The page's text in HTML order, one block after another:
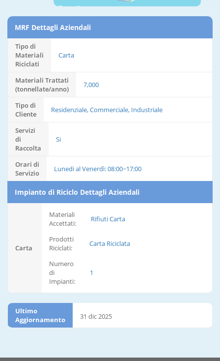
MRF Dettagli Aziendali
Tipo di
Materiali
Riciclati
Carta
Materiali Trattati
(tonnellate/anno)
7,000
Tipo di
Cliente
Residenziale, Commerciale, Industriale
Servizi
di
Raccolta
Si
Orari di
Servizio
Lunedi al Venerdì: 08:00~17:00
Impianto di Riciclo Dettagli Aziendali
Carta
Materiali
Accettati:
Rifiuti Carta
Prodotti
Riciclati:
Carta Riciclata
Numero
di
Impianti:
1
Ultimo
Aggiornamento
31 dic 2025